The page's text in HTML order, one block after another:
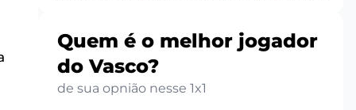
Quem é o melhor jogador
do Vasco?
de sua opnião nesse 1x1